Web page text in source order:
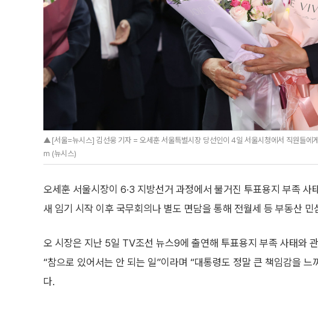
▲[서울=뉴시스] 김선웅 기자 = 오세훈 서울특별시장 당선인이 4일 서울시청에서 직원
m (뉴시스)
오세훈 서울시장이 6·3 지방선거 과정에서 불거진 투표용지 부족
새 임기 시작 이후 국무회의나 별도 면담을 통해 전월세 등 부동산
오 시장은 지난 5일 TV조선 뉴스9에 출연해 투표용지 부족 사태와
“참으로 있어서는 안 되는 일”이라며 “대통령도 정말 큰 책임감을 느
다.